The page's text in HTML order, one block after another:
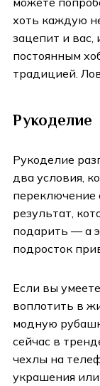
хоть каждую
зацепит и вас,
постоянным
традицией.
Рукоделие
Рукоделие
два условия,
переключение
результат,
подарить — а
подросток
Если вы
воплотить в
модную
сейчас в
чехлы на
украшения